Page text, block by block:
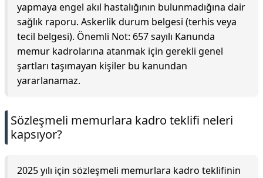
yapmaya engel akıl hastalığının bulunmadığına dair
sağlık raporu. Askerlik durum belgesi (terhis veya
tecil belgesi). Önemli Not: 657 sayılı Kanunda
memur kadrolarına atanmak için gerekli genel
şartları taşımayan kişiler bu kanundan
yararlanamaz.
Sözleşmeli memurlara kadro teklifi neleri
kapsıyor?
2025 yılı için sözleşmeli memurlara kadro teklifinin